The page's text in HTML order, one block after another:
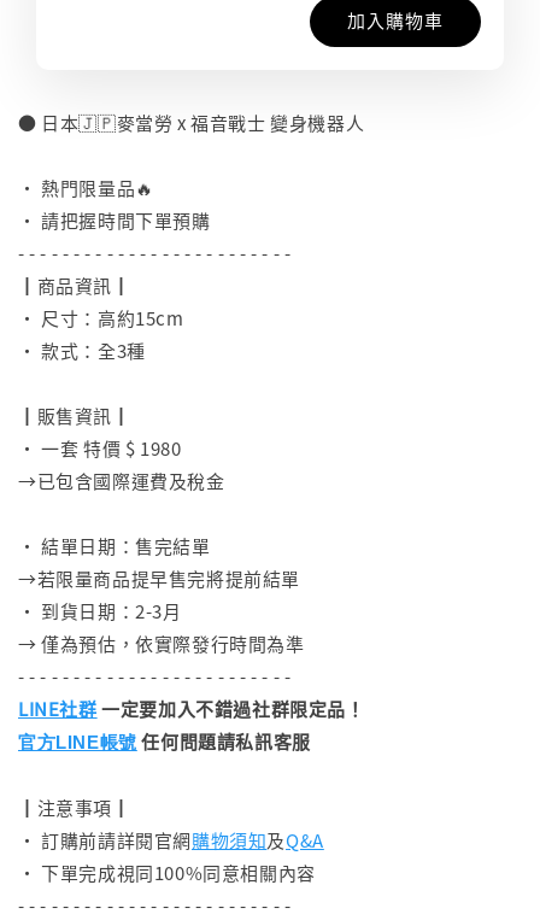
加入購物車
● 日本🇯🇵麥當勞 x 福音戰士 變身機器人
• 熱門限量品🔥
• 請把握時間下單預購
- - - - - - - - - - - - - - - - - - - - - - - - -
┃商品資訊┃
• 尺寸：高約15cm
• 款式：全3種
┃販售資訊┃
• 一套 特價 $ 1980
→已包含國際運費及稅金
• 結單日期：售完結單
→若限量商品提早售完將提前結單
• 到貨日期：2-3月
→ 僅為預估，依實際發行時間為準
- - - - - - - - - - - - - - - - - - - - - - - - -
LINE社群一定要加入不錯過社群限定品！
官方LINE帳號 任何問題請私訊客服
┃注意事項┃
• 訂購前請詳閱官網購物須知及Q&A
• 下單完成視同100%同意相關內容
- - - - - - - - - - - - - - - - - - - - - - - - -